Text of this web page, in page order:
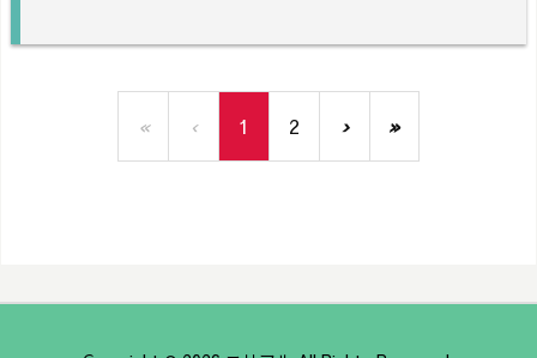
« ‹ 1 2 › »